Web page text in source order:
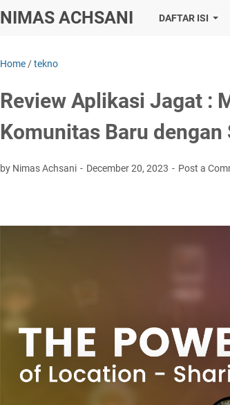
NIMAS ACHSANI DAFTAR ISI
Home /tekno
Review Aplikasi Jagat :
Komunitas Baru dengan
by Nimas Achsani December 20, 2023 Post a